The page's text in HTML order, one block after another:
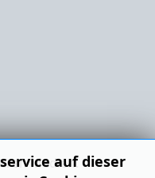
Medien.auf dieser